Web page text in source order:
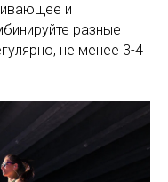
и
разные
не менее 3-4